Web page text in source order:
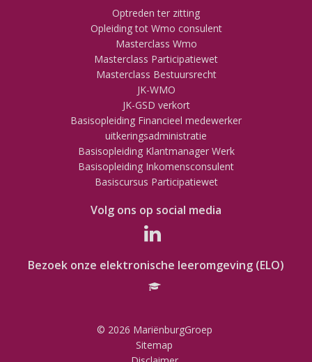
Optreden ter zitting
Opleiding tot Wmo consulent
Masterclass Wmo
Masterclass Participatiewet
Masterclass Bestuursrecht
JK-WMO
JK-GSD verkort
Basisopleiding Financieel medewerker
uitkeringsadministratie
Basisopleiding Klantmanager Werk
Basisopleiding Inkomensconsulent
Basiscursus Participatiewet
Volg ons op social media
Bezoek onze elektronische leeromgeving (ELO)
© 2026 MariënburgGroep
Sitemap